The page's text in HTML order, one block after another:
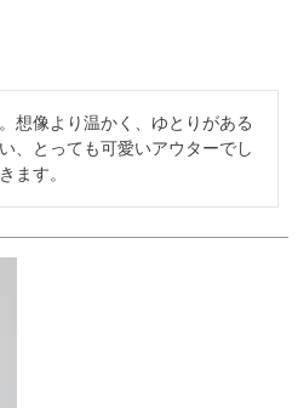
想像より温かく、ゆとりがある
、とっても可愛いアウターでし
ます。